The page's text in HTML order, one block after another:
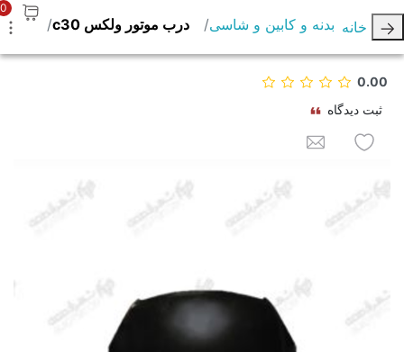
خانه بدنه و کابین و شاسی درب موتور ولکس c30
0
0.00
ثبت دیدگاه
به لیست علاقه مندی ها اضافه کنید
برای یک دوست ایمیل کنید